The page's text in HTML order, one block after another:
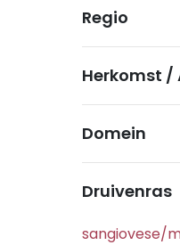
Regio
Herkomst /
Domein
Druivenras